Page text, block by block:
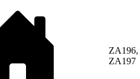
ZA196,
ZA197